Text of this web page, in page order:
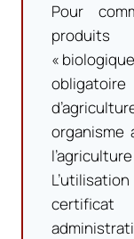
Pour
«
organisme